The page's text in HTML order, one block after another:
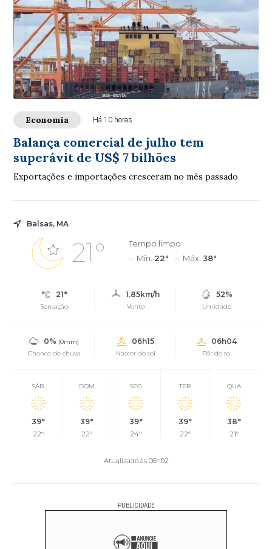
Economia Há 10 horas
Balança comercial de julho tem
superávit de US$ 7 bilhões
Exportações e importações cresceram no mês passado
Balsas, MA
21°
Tempo limpo
Mín. 22° Máx. 38°
21°
Sensação
1.85km/h
Vento
52%
Umidade
0% (0mm)
Chance de chuva
06h15
Nascer do sol
06h04
Pôr do sol
SÁB
39°
22°
DOM
39°
22°
SEG
39°
24°
TER
39°
22°
QUA
38°
21°
Atualizado às 06h02
PUBLICIDADE